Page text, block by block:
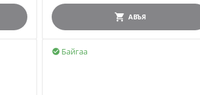
АВЪЯ
Байгаа
